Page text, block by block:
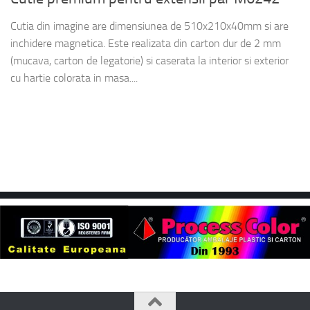
Cutia din imagine are dimensiunea de 510x210x40mm si are
inchidere magnetica. Este realizata din carton dur de 2 mm
(mucava, carton de legatorie) si caserata la interior si exterior
cu hartie colorata in masa....